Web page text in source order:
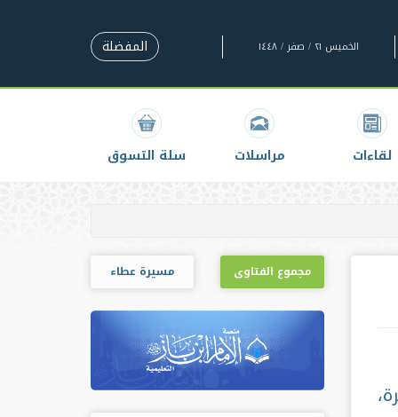
الخميس ٢١ / صفر / ١٤٤٨ المفضلة
لقاءات مراسلات سلة التسوق
مجموع الفتاوى مسيرة عطاء